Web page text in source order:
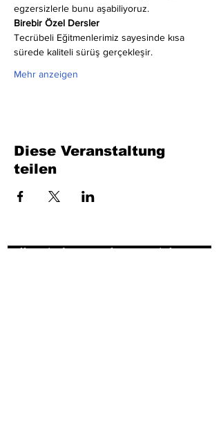
egzersizlerle bunu aşabiliyoruz.
Birebir Özel Dersler
Tecrübeli Eğitmenlerimiz sayesinde kısa
sürede kaliteli sürüş gerçekleşir.
Mehr anzeigen
Diese Veranstaltung
teilen
Füllen Sie das Formular aus. Wir kommen